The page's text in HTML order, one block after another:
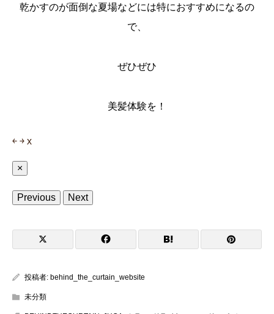
乾かすのが面倒な夏場などには特におすすめになるの
で、
ぜひぜひ
美髪体験を！
￩ ￫ x
×
Previous Next
投稿者: behind_the_curtain_website
未分類